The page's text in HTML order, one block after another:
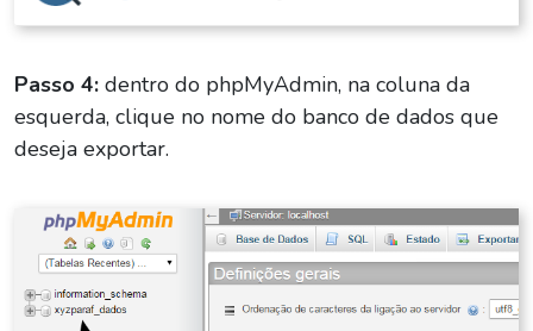
Passo 4: dentro do phpMyAdmin, na coluna da
esquerda, clique no nome do banco de dados que
deseja exportar.